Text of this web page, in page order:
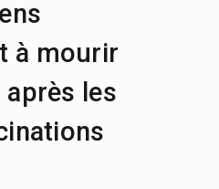
à mourir
les